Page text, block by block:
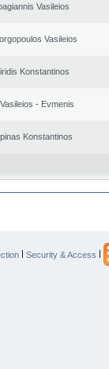
Vasileios
Vasileios
Konstantinos
- Evmenis
Konstantinos
| Security & Access |